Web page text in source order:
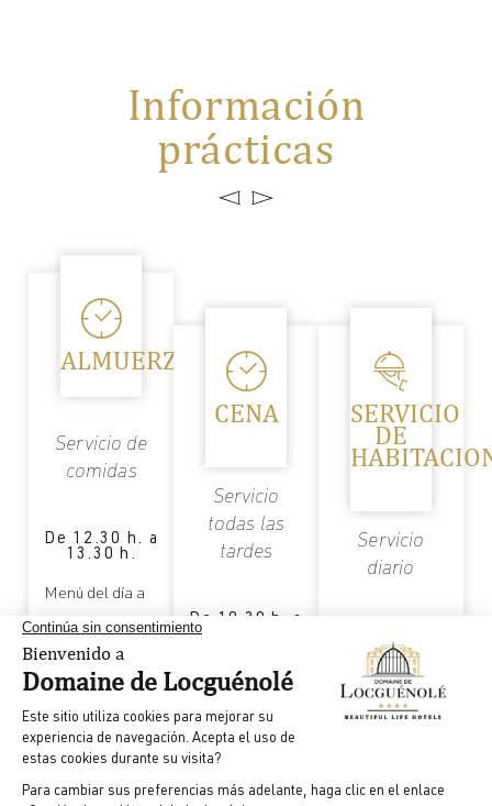
Información
prácticas
ALMUERZO
Servicio de
comidas
De 12.30 h. a
13.30 h.
Menú del día a
39 € disponible
de lunes a
viernes.
Menú de 55 a 85
euros.
CENA
Servicio
todas las
tardes
De 19.30 h. a
Menú de 55 a 85
No se aceptan
animales de
compañía.
SERVICIO
DE
Servicio
diario
semana - 24
horas al día
Menú a partir de